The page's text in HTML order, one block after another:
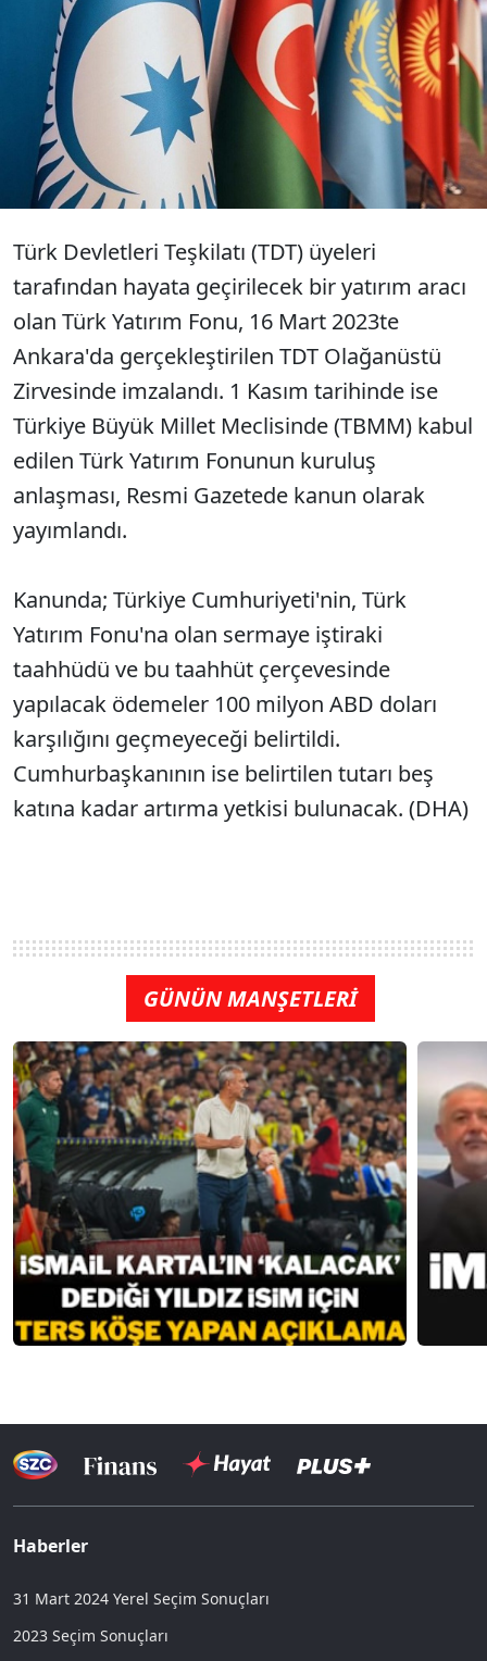
TÜRK Yatırım Fonu kuruluş
anlaşmasının onaylanmasının uygun
bulunduğuna dair kanun, Resmi
Gazetede yayımlandı.
Türk Devletleri Teşkilatı (TDT) üyeleri
tarafından hayata geçirilecek bir yatırım aracı
olan Türk Yatırım Fonu, 16 Mart 2023te
Ankara'da gerçekleştirilen TDT Olağanüstü
Zirvesinde imzalandı. 1 Kasım tarihinde ise
Türkiye Büyük Millet Meclisinde (TBMM) kabul
edilen Türk Yatırım Fonunun kuruluş
anlaşması, Resmi Gazetede kanun olarak
yayımlandı.
Kanunda; Türkiye Cumhuriyeti'nin, Türk
Yatırım Fonu'na olan sermaye iştiraki
taahhüdü ve bu taahhüt çerçevesinde
yapılacak ödemeler 100 milyon ABD doları
karşılığını geçmeyeceği belirtildi.
Cumhurbaşkanının ise belirtilen tutarı beş
katına kadar artırma yetkisi bulunacak. (DHA)
GÜNÜN MANŞETLERİ
Haberler
31 Mart 2024 Yerel Seçim Sonuçları
2023 Seçim Sonuçları